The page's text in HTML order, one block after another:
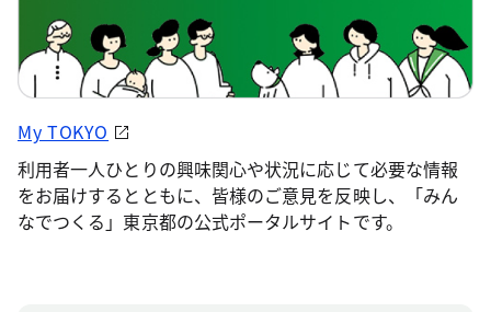
My TOKYO
利用者一人ひとりの興味関心や状況に応じて必要な情報
をお届けするとともに、皆様のご意見を反映し、「みん
なでつくる」東京都の公式ポータルサイトです。